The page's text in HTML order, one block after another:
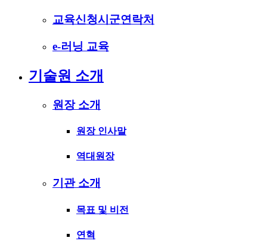
교육신청시군연락처
e-러닝 교육
기술원 소개
원장 소개
원장 인사말
역대원장
기관 소개
목표 및 비전
연혁